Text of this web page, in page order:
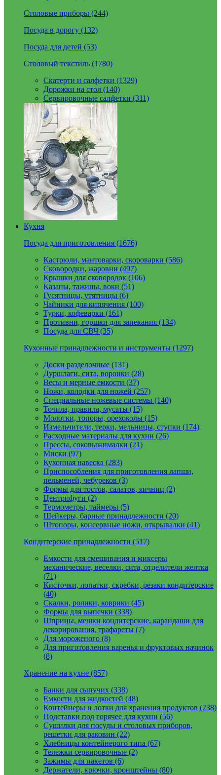
Столовые приборы (244)
Посуда в дорогу (132)
Посуда для детей (53)
Столовый текстиль (1780)
Скатерти и салфетки (1329)
Дорожки на стол (140)
Сервировочные салфетки (311)
Кухня
Посуда для приготовления (1676)
Кастрюли, мантоварки, скороварки (586)
Сковородки, жаровни (497)
Крышки для сковородок (106)
Казаны, тажины, воки (51)
Гусятницы, утятницы (6)
Чайники для кипячения (100)
Турки, кофеварки (161)
Противни, горшки для запекания (134)
Посуда для СВЧ (35)
Кухонные принадлежности и инструменты (1297)
Доски разделочные (131)
Дуршлаги, сита, воронки (28)
Весы и мерные емкости (37)
Ножи, колодки для ножей (257)
Специальные ножевые системы (140)
Точила, правила, мусаты (15)
Молотки, топоры, орехоколы (15)
Измельчители, терки, мельницы, ступки (174)
Расходные материалы для кухни (26)
Прессы, соковыжималки (21)
Миски (97)
Кухонная навеска (283)
Приспособления для приготовления лапши,
пельменей, чебуреков (3)
Формы для тостов, салатов, яичниц (2)
Центрифуги (2)
Термометры, таймеры (5)
Шейкеры, барные принадлежности (20)
Штопоры, консервные ножи, открывалки (41)
Кондитерские принадлежности (517)
Емкости для смешивания и миксеры
механические, веселки, сита, отделители желтка
(71)
Кисточки, лопатки, скребки, резаки кондитерские
(40)
Скалки, ролики, коврики (45)
Формы для выпечки (338)
Шприцы, мешки кондитерские, карандаши для
декорирования, трафареты (7)
Для мороженого (8)
Для приготовления варенья и фруктовых начинок
(8)
Хранение на кухне (857)
Банки для сыпучих (338)
Емкости для жидкостей (48)
Контейнеры и лотки для хранения продуктов (238)
Подставки под горячее для кухни (56)
Сушилки для посуды и столовых приборов,
решетки для раковин (22)
Хлебницы контейнерого типа (67)
Тележки сервировочные (2)
Зажимы для пакетов (6)
Держатели, крючки, кронштейны (80)